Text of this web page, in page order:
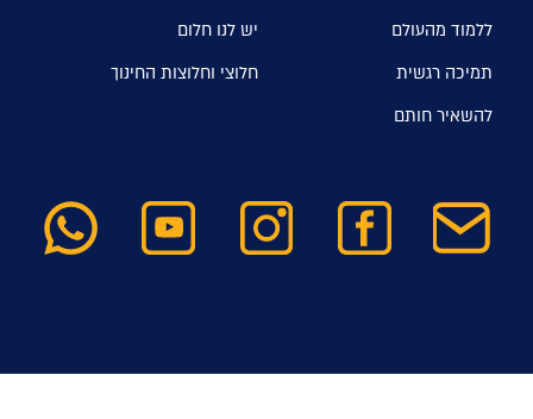
ללמוד מהעולם
יש לנו חלום
תמיכה רגשית
חלוצי וחלוצות החינוך
להשאיר חותם